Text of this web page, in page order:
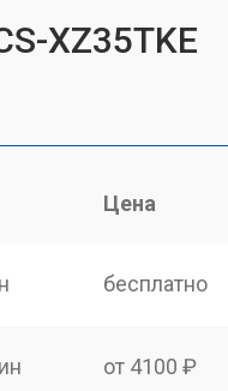
XZ35TKE
Цена
бесплатно
от 4100 ₽